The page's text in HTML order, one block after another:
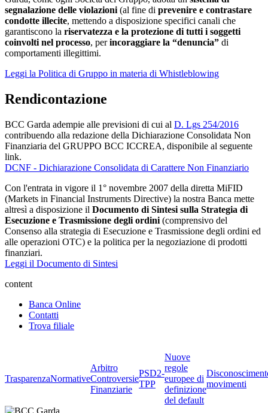
segnalazione delle violazioni (al fine di prevenire e contrastare
condotte illecite, mettendo a disposizione specifici canali che
garantiscono la riservatezza e la protezione di tutti i soggetti
coinvolti nel processo, perincoraggiare la “denuncia” di
comportamenti illegittimi.
Leggi la Politica di Gruppo in materia di Whistleblowing
Rendicontazione
BCC Garda adempie alle previsioni di cui al D. Lgs 254/2016
contribuendo alla redazione della Dichiarazione Consolidata Non
Finanziaria del GRUPPO BCC ICCREA, disponibile al seguente
link.
DCNF - Dichiarazione Consolidata di Carattere Non Finanziario
Con l'entrata in vigore il 1° novembre 2007 della diretta MiFID
(Markets in Financial Instruments Directive) la nostra Banca mette
altresì a disposizione il Documento di Sintesi sulla Strategia di
Esecuzione e Trasmissione degli ordini (comprensivo del
Consenso alla strategia di Esecuzione e Trasmissione degli ordini ed
alle operazioni OTC) e la politica per la negoziazione di prodotti
finanziari.
Leggi il Documento di Sintesi
content
Banca Online
Contatti
Trova filiale
TrasparenzaNormative
Arbitro
Controversie
Finanziarie
PSD2-
TPP
Nuove
regole
europee di
definizione
del default
movimenti